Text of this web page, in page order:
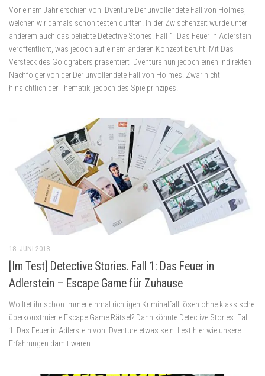
Vor einem Jahr erschien von iDventure Der unvollendete Fall von Holmes,
welchen wir damals schon testen durften. In der Zwischenzeit wurde unter
anderem auch das beliebte Detective Stories. Fall 1: Das Feuer in Adlerstein
veröffentlicht, was jedoch auf einem anderen Konzept beruht. Mit Das
Versteck des Goldgräbers präsentiert iDventure nun jedoch einen indirekten
Nachfolger von der Der unvollendete Fall von Holmes. Zwar nicht
hinsichtlich der Thematik, jedoch des Spielprinzipes.
18. JUNI 2018
[Im Test] Detective Stories. Fall 1: Das Feuer in
Adlerstein – Escape Game für Zuhause
Wolltet ihr schon immer einmal richtigen Kriminalfall lösen ohne klassische
überkonstruierte Escape Game Rätsel? Dann könnte Detective Stories. Fall
1: Das Feuer in Adlerstein von IDventure etwas sein. Lest hier wie unsere
Erfahrungen damit waren.